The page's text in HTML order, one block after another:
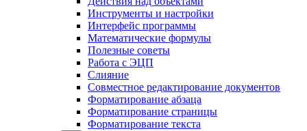
Инструменты и настройки
Интерфейс программы
Математические формулы
Полезные советы
Работа с ЭЦП
Слияние
Совместное редактирование документов
Форматирование абзаца
Форматирование страницы
Форматирование текста